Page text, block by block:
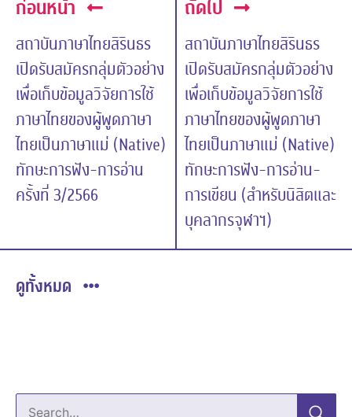
ก่อนหน้า
สถาบันภาษาไทยสิรินธร
เปิดรับสมัครกลุ่มตัวอย่าง
เพื่อเก็บข้อมูลวิจัยการใช้
ภาษาไทยของผู้พูดภาษา
ไทยเป็นภาษาแม่ (Native)
ทักษะการฟัง-การอ่าน
ครั้งที่ 3/2566
ถัดไป
สถาบันภาษาไทยสิรินธร
เปิดรับสมัครกลุ่มตัวอย่าง
เพื่อเก็บข้อมูลวิจัยการใช้
ภาษาไทยของผู้พูดภาษา
ไทยเป็นภาษาแม่ (Native)
ทักษะการฟัง-การอ่าน-
การเขียน (สำหรับนิสิตและ
บุคลากรจุฬาฯ)
ดูทั้งหมด
Search…